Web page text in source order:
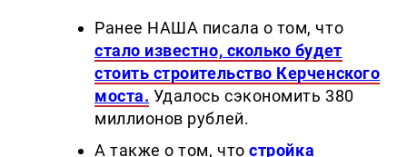
Ранее НАША писала о том, что
стало известно, сколько будет
стоить строительство Керченского
моста. Удалось сэкономить 380
миллионов рублей.
А также о том, что стройка